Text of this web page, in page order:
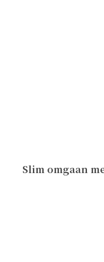
Slim omgaan